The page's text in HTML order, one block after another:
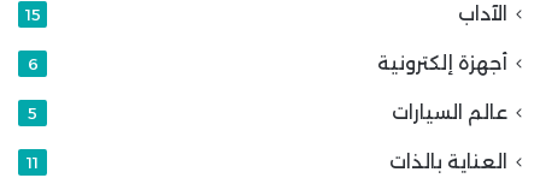
الآداب 15
أجهزة إلكترونية 6
عالم السيارات 5
العناية بالذات 11